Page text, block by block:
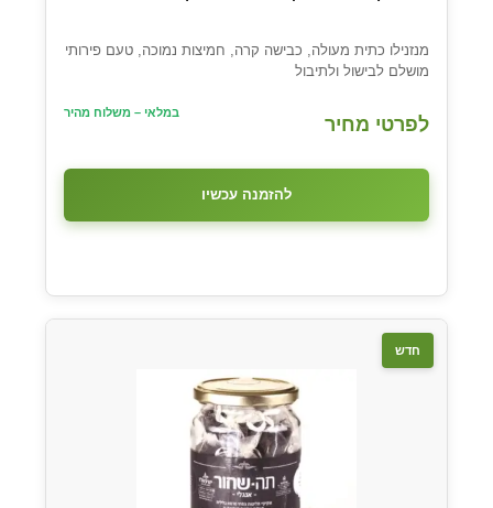
מנזנילו כתית מעולה, כבישה קרה, חמיצות נמוכה, טעם פירותי
מושלם לבישול ולתיבול
לפרטי מחיר
במלאי – משלוח מהיר
להזמנה עכשיו
חדש